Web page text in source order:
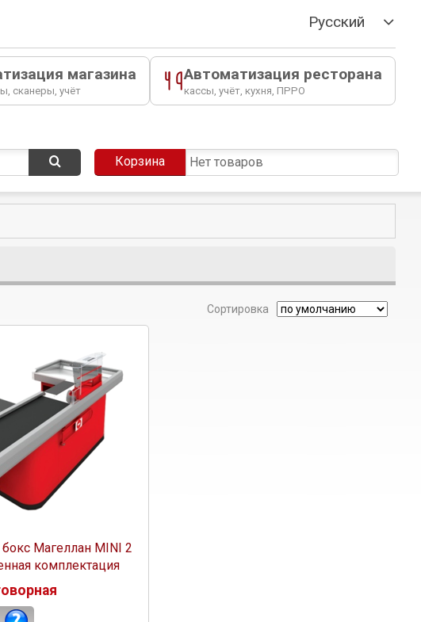
Русский
магазина
сканеры, учёт
Автоматизация ресторана
кассы, учёт, кухня, ПРРО
Корзина Нет товаров
Сортировка
Магеллан MINI 2
комплектация